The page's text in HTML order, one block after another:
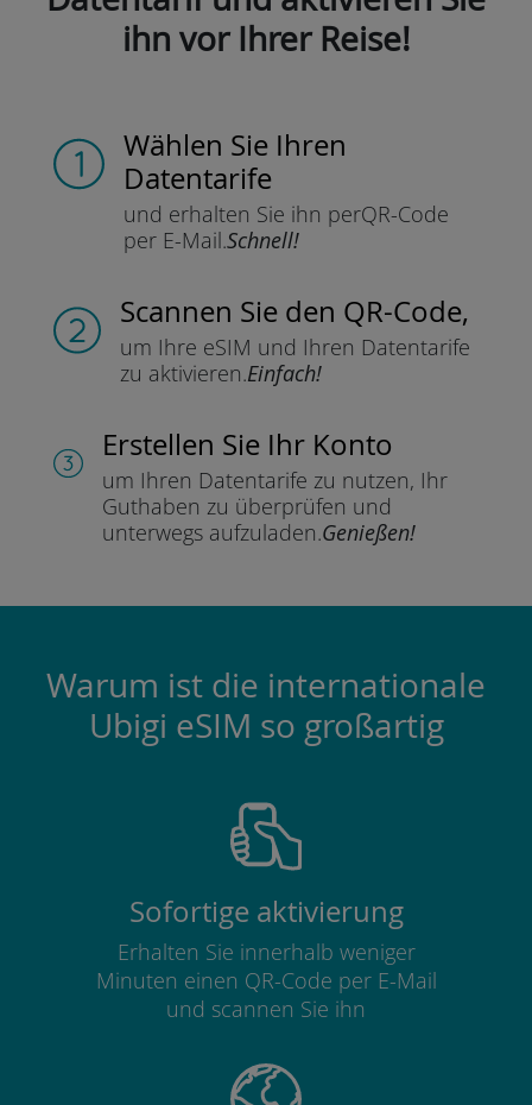
ihn vor Ihrer Reise!
Wählen Sie Ihren
Datentarife
und erhalten Sie ihn perQR-Code
per E-Mail.Schnell!
Scannen Sie den QR-Code,
um Ihre eSIM und Ihren Datentarife
zu aktivieren.Einfach!
Erstellen Sie Ihr Konto
um Ihren Datentarife zu nutzen, Ihr
Guthaben zu überprüfen und
unterwegs aufzuladen.Genießen!
Warum ist die internationale
Ubigi eSIM so großartig
Sofortige aktivierung
Erhalten Sie innerhalb weniger
Minuten einen QR-Code per E-Mail
und scannen Sie ihn